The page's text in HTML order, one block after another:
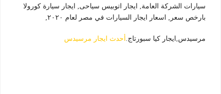
سيارات الشركة العامة, ايجار اتوبيس سياحى, ايجار سيارة كورولا
بارخص سعر, اسعار ايجار السيارات في مصر لعام ٢٠٢٠,
مرسيدس,ايجار كيا سبورتاج. أحدث ايجار مرسيدس